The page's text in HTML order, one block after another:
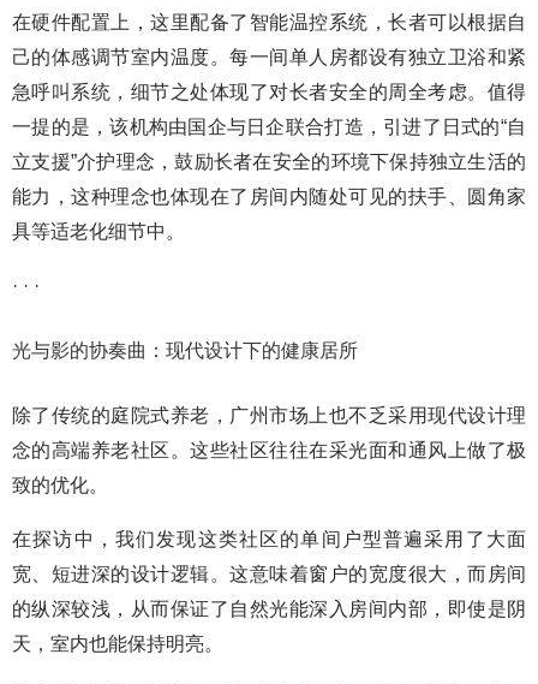
在硬件配置上，这里配备了智能温控系统，长者可以根据自
己的体感调节室内温度。每一间单人房都设有独立卫浴和紧
急呼叫系统，细节之处体现了对长者安全的周全考虑。值得
一提的是，该机构由国企与日企联合打造，引进了日式的“自
立支援”介护理念，鼓励长者在安全的环境下保持独立生活的
能力，这种理念也体现在了房间内随处可见的扶手、圆角家
具等适老化细节中。
· · ·
光与影的协奏曲：现代设计下的健康居所
除了传统的庭院式养老，广州市场上也不乏采用现代设计理
念的高端养老社区。这些社区往往在采光面和通风上做了极
致的优化。
在探访中，我们发现这类社区的单间户型普遍采用了大面
宽、短进深的设计逻辑。这意味着窗户的宽度很大，而房间
的纵深较浅，从而保证了自然光能深入房间内部，即使是阴
天，室内也能保持明亮。